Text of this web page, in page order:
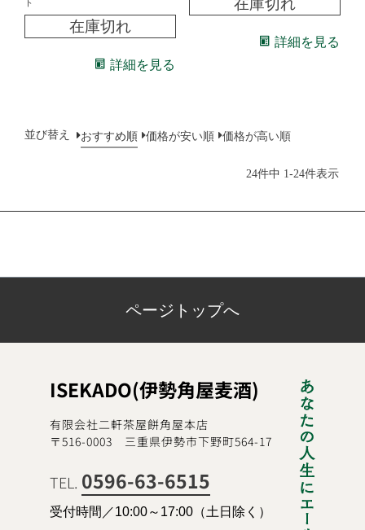
ト
在庫切れ
詳細を見る
詳細を見る
並び替え おすすめ順 価格が安い順 価格が高い順
24件中 1-24件表示
ページトップへ
ISEKADO(伊勢角屋麦酒)
有限会社二軒茶屋餅角屋本店
〒516-0003 三重県伊勢市下野町564-17
TEL. 0596-63-6515
受付時間／10:00～17:00（土日除く）